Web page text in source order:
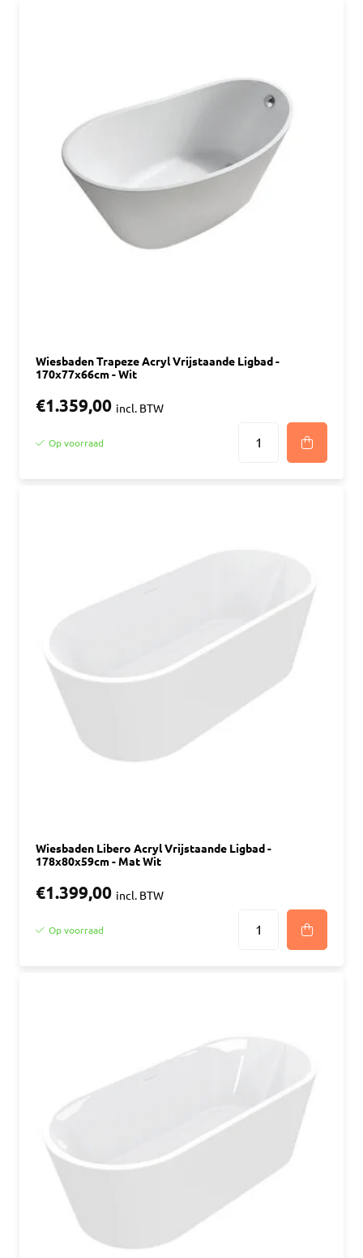
Wiesbaden Trapeze Acryl Vrijstaande Ligbad -
170x77x66cm - Wit
€1.359,00 incl. BTW
Op voorraad
Wiesbaden Libero Acryl Vrijstaande Ligbad -
178x80x59cm - Mat Wit
€1.399,00 incl. BTW
Op voorraad